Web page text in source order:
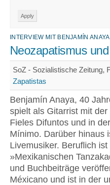
INTERVIEW MIT BENJAMÍN ANAYA
Neozapatismus
SoZ - Sozialistische Zeitung,
Zapatistas
Benjamín Anaya, 40
spielt als Gitarrist mit
Fieles Difuntos und in
Mínimo. Darüber hinaus
Livemusiker. Beruflich
»Mexikanischen
und Buchbeiträge
Méxicano und ist in der